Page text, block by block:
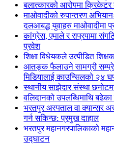
बलात्कारको आरोपमा क्रिकेटर
माओवादीको रुपान्तरण
दलआबद्ध युवाहरु माओवादीमा
कांग्रेस, एमाले र राप्रपामा
प्रवेश
शिक्षा विधेयकले उत्पीडित
आतङ्क फैलाउने सामग्री
मिडियालाई काउन्सिलको २४
स्थानीय साझेदार संस्था
वलिदानको उपलब्धिमाथि बढेका
भरतपुर अस्पताल वा क्यान्सर
गर्न सकिन्छ: प्रमुख दाहाल
भरतपुर महानगरपालिकाको
उद्घाटन